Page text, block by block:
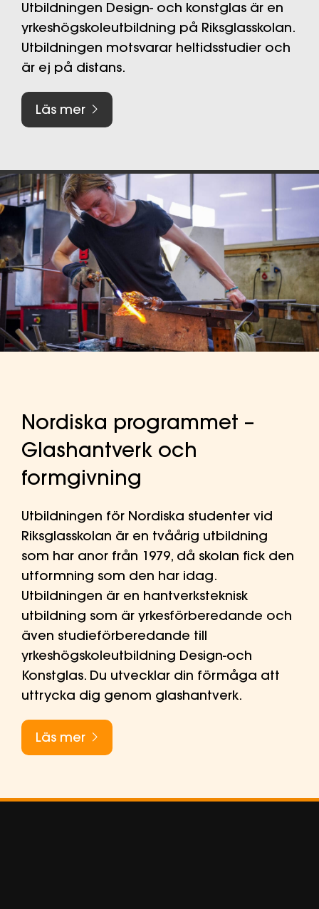
Utbildningen Design- och konstglas är en
yrkeshögskoleutbildning på Riksglasskolan.
Utbildningen motsvarar heltidsstudier och
är ej på distans.
Läs mer
Nordiska programmet –
Glashantverk och
formgivning
Utbildningen för Nordiska studenter vid
Riksglasskolan är en tvåårig utbildning
som har anor från 1979, då skolan fick den
utformning som den har idag.
Utbildningen är en hantverksteknisk
utbildning som är yrkesförberedande och
även studieförberedande till
yrkeshögskoleutbildning Design-och
Konstglas. Du utvecklar din förmåga att
uttrycka dig genom glashantverk.
Läs mer